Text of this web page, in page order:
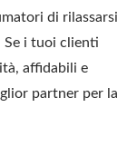
di rilassarsi
Se i tuoi clienti
affidabili e
partner per la